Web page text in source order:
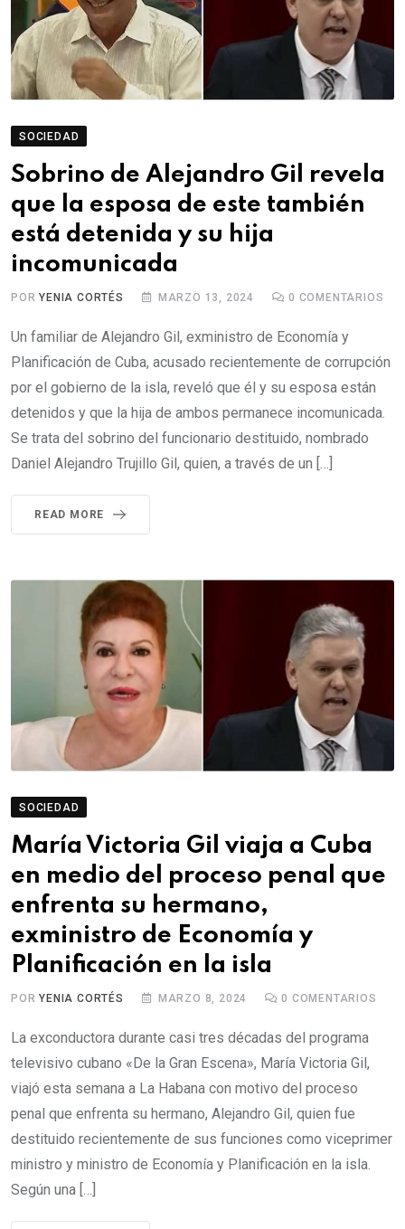
SOCIEDAD
Sobrino de Alejandro Gil revela
que la esposa de este también
está detenida y su hija
incomunicada
PORYENIA CORTÉS MARZO 13, 2024 0 COMENTARIOS
Un familiar de Alejandro Gil, exministro de Economía y
Planificación de Cuba, acusado recientemente de corrupción
por el gobierno de la isla, reveló que él y su esposa están
detenidos y que la hija de ambos permanece incomunicada.
Se trata del sobrino del funcionario destituido, nombrado
Daniel Alejandro Trujillo Gil, quien, a través de un […]
READ MORE
SOCIEDAD
María Victoria Gil viaja a Cuba
en medio del proceso penal que
enfrenta su hermano,
exministro de Economía y
Planificación en la isla
PORYENIA CORTÉS MARZO 8, 2024 0 COMENTARIOS
La exconductora durante casi tres décadas del programa
televisivo cubano «De la Gran Escena», María Victoria Gil,
viajó esta semana a La Habana con motivo del proceso
penal que enfrenta su hermano, Alejandro Gil, quien fue
destituido recientemente de sus funciones como viceprimer
ministro y ministro de Economía y Planificación en la isla.
Según una […]